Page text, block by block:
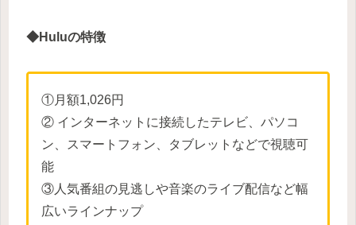
◆Huluの特徴
①月額1,026円
② インターネットに接続したテレビ、パソコ
ン、スマートフォン、タブレットなどで視聴可
能
③人気番組の見逃しや音楽のライブ配信など幅
広いラインナップ